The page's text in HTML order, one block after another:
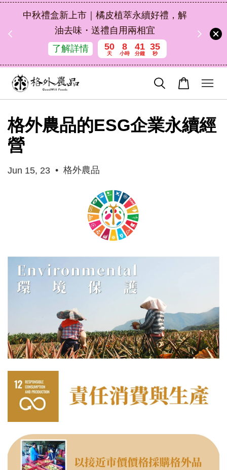
中秋禮盒新上市｜橘皮植萃永續好禮，解
油去味・送禮自用兩相宜
了解詳情
50
天
8
小時
41
分鐘
34
秒
格外農品的ESG企業永續經
營
Jun 15, 23 • 格外農品